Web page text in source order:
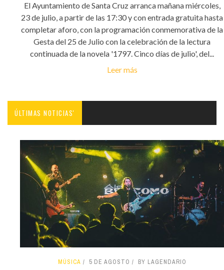
El Ayuntamiento de Santa Cruz arranca mañana miércoles,
23 de julio, a partir de las 17:30 y con entrada gratuita hasta
completar aforo, con la programación conmemorativa de la
Gesta del 25 de Julio con la celebración de la lectura
continuada de la novela '1797. Cinco días de julio', del...
Leer más
ÚLTIMAS NOTICIAS'
MÚSICA 5 DE AGOSTO BY LAGENDARIO